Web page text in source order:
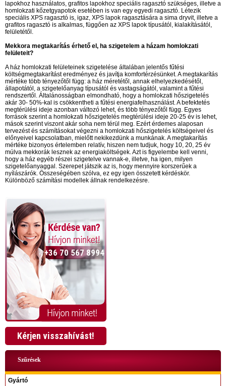
lapokhoz használatos, grafitos lapokhoz speciális ragasztó szükséges, illetve a
homlokzati kőzetgyapotok esetében is van egy egyedi ragasztó. Létezik
speciális XPS ragasztó is, igaz, XPS lapok ragasztására a sima dryvit, illetve a
grafitos ragasztó is alkalmas, függően az XPS lapok típusától, kialakításától,
felületétől.
Mekkora megtakarítás érhető el, ha szigetelem a házam homlokzati
felületeit?
A ház homlokzati felületeinek szigetelése általában jelentős fűtési
költségmegtakarítást eredményez és javítja komfortérzésünket. A megtakarítás
mértéke több tényezőtől függ: a ház méretétől, annak elhelyezkedésétől,
állapotától, a szigetelőanyag típusától és vastagságától, valamint a fűtési
rendszertől. Általánosságban elmondható, hogy a homlokzati hőszigetelés
akár 30- 50%-kal is csökkentheti a fűtési energiafelhasználást. A befektetés
megtérülési ideje azonban változó lehet, és több tényezőtől függ. Egyes
források szerint a homlokzati hőszigetelés megtérülési ideje 20-25 év is lehet,
mások szerint viszont akár soha nem térül meg. Ezért érdemes alaposan
tervezést és számításokat végezni a homlokzati hőszigetelés költségeivel és
előnyeivel kapcsolatban, mielőtt nekikezdünk a munkának. A megtakarítás
mértéke bizonyos értelemben relatív, hiszen nem tudjuk, hogy 10, 20, 25 év
múlva mekkorák lesznek az energiaköltségek. Azt is figyelembe kell venni,
hogy a ház egyéb részei szigetelve vannak-e, illetve, ha igen, milyen
szigetelőanyaggal. Szerepet játszik az is, hogy mennyire korszerűek a
nyílászárók. Összeségében szólva, ez egy igen összetett kérdéskör.
Különböző számítási modellek állnak rendelkezésre.
+36 70 567 8994
Kérjen visszahívást!
Szűrések
Gyártó